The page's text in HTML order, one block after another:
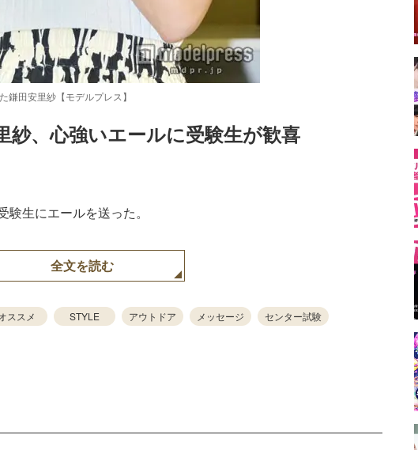
鎌田安里紗【モデルプレス】
紗、心強いエールに受験生が歓喜
験生にエールを送った。
全文を読む
ススメ STYLE アウトドア メッセージ
センター試験